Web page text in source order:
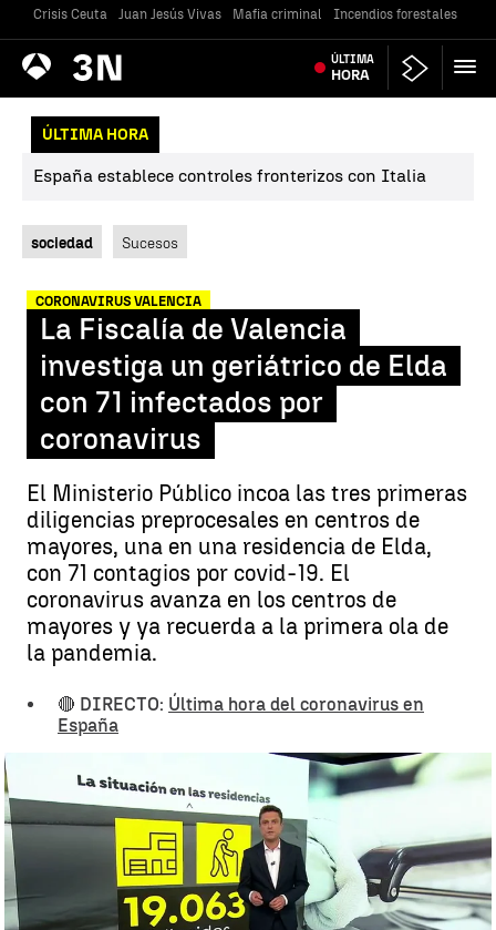
Crisis Ceuta Juan Jesús Vivas Mafia criminal Incendios forestales
Antena
3 Noticias ÚLTIMA
HORA
ÚLTIMA HORA
España establece controles fronterizos con Italia
sociedad Sucesos
CORONAVIRUS VALENCIA
La Fiscalía de Valencia
investiga un geriátrico de Elda
con 71 infectados por
coronavirus
El Ministerio Público incoa las tres primeras
diligencias preprocesales en centros de
mayores, una en una residencia de Elda,
con 71 contagios por covid-19. El
coronavirus avanza en los centros de
mayores y ya recuerda a la primera ola de
la pandemia.
🔴 DIRECTO: Última hora del coronavirus en
España
La Fiscalía de Valencia investiga un geriátrico de Elda con 71
infectados por coronavirus |NUEVA RESIDENCIAS